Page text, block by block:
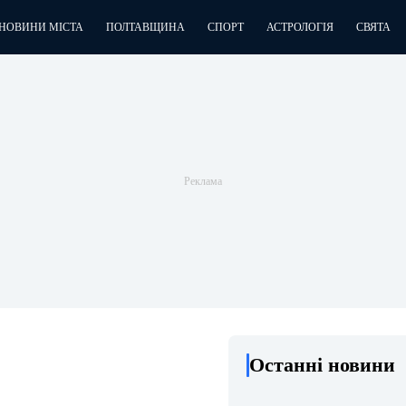
МІСТА ПОЛТАВЩИНА СПОРТ АСТРОЛОГІЯ СВЯТА
Останні новини